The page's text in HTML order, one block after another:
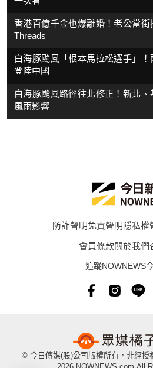
香港百億千金也爆離婚！老公當
Threads
白海豚颱風「根本馬拉松選手」
登陸中國
白海豚颱風路徑往北修正！新北
風雨影響
防詐聲明免責聲明隱私權
會員條款關於我們
追蹤NOWNEWS
© 今日傳媒(股)公司版權所有，非經